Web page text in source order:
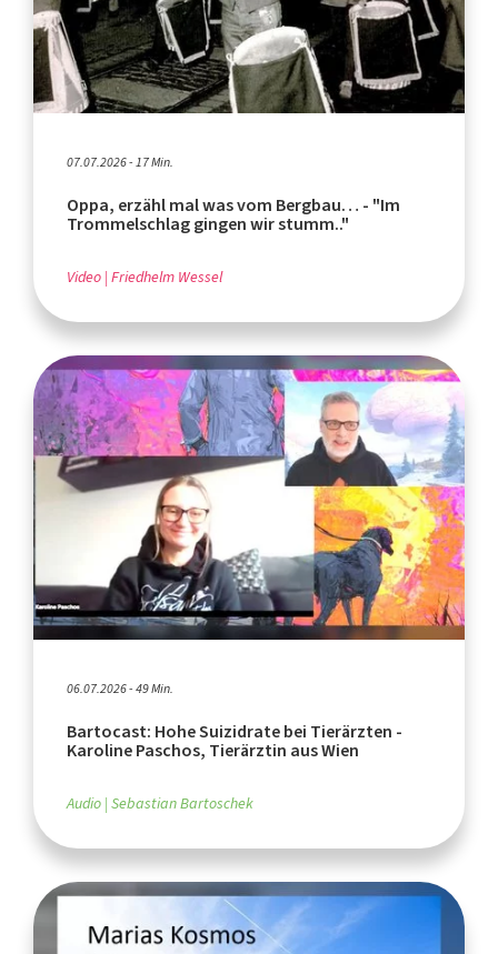
07.07.2026 - 17 Min.
Oppa, erzähl mal was vom Bergbau… - "Im
Trommelschlag gingen wir stumm.."
Video Friedhelm Wessel
06.07.2026 - 49 Min.
Bartocast: Hohe Suizidrate bei Tierärzten -
Karoline Paschos, Tierärztin aus Wien
Audio Sebastian Bartoschek